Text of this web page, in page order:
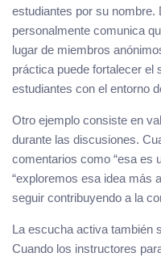
estudiantes por su nombre.
personalmente comunica
lugar de miembros
práctica puede fortalecer el
estudiantes con el entorno
Otro ejemplo consiste en
durante las discusiones.
comentarios como “esa es
“exploremos esa idea más
seguir contribuyendo a la
La escucha activa también
Cuando los instructores